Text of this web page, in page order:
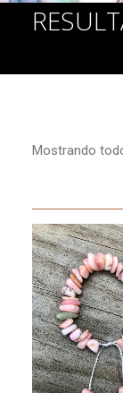
Mostrando